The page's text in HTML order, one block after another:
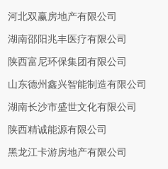
河北双赢房地产有限公司
湖南邵阳兆丰医疗有限公司
陕西富尼环保集团有限公司
山东德州鑫兴智能制造有限公司
湖南长沙市盛世文化有限公司
陕西精诚能源有限公司
黑龙江卡游房地产有限公司